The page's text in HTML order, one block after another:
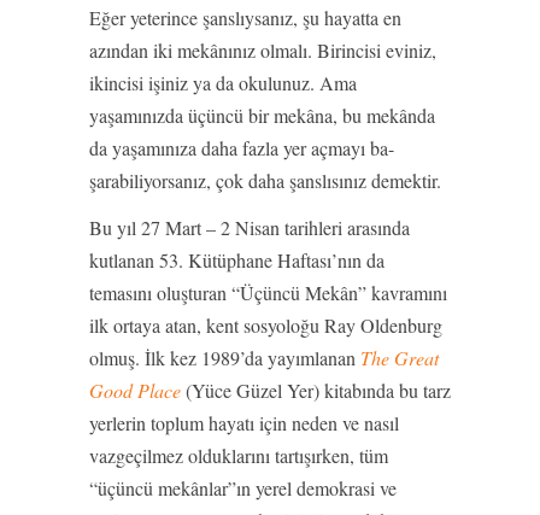
Eğer yeterince şanslıysanız, şu hayatta en
azından iki mekânınız olmalı. Birincisi eviniz,
ikincisi işiniz ya da okulunuz. Ama
yaşamınızda üçüncü bir mekâna, bu mekânda
da yaşamınıza daha fazla yer açmayı ba-
şarabiliyorsanız, çok daha şanslısınız demektir.
Bu yıl 27 Mart – 2 Nisan tarihleri arasında
kutlanan 53. Kütüphane Haftası’nın da
temasını oluşturan “Üçüncü Mekân” kavramını
ilk ortaya atan, kent sosyoloğu Ray Oldenburg
olmuş. İlk kez 1989’da yayımlanan The Great
Good Place(Yüce Güzel Yer) kitabında bu tarz
yerlerin toplum hayatı için neden ve nasıl
vazgeçilmez olduklarını tartışırken, tüm
“üçüncü mekânlar”ın yerel demokrasi ve